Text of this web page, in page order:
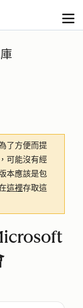
了方便而提
可能沒有經
本應該是包
這裡存取這